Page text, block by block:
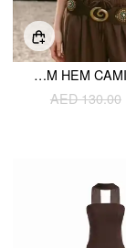
COTTON-BLEND BRODERIE ANGLAISE LACE PEPLUM HEM CAMI CROP TOP
AED 130.00